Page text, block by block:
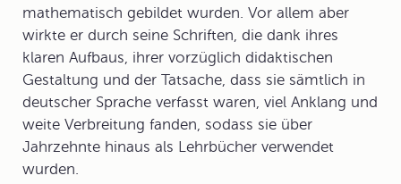
mathematisch gebildet wurden. Vor allem aber
wirkte er durch seine Schriften, die dank ihres
klaren Aufbaus, ihrer vorzüglich didaktischen
Gestaltung und der Tatsache, dass sie sämtlich in
deutscher Sprache verfasst waren, viel Anklang und
weite Verbreitung fanden, sodass sie über
Jahrzehnte hinaus als Lehrbücher verwendet
wurden.